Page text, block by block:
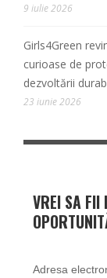
9 iulie 2026
Girls4Green
curioase de
dezvoltării
23 iunie 2026
VREI SA FII
Adresa